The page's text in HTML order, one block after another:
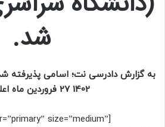
شد.
به گزارش دادرسی نت؛ اسامی پذیرفته
1402 27 فروردین ماه اعلام شد.
size=”medium”